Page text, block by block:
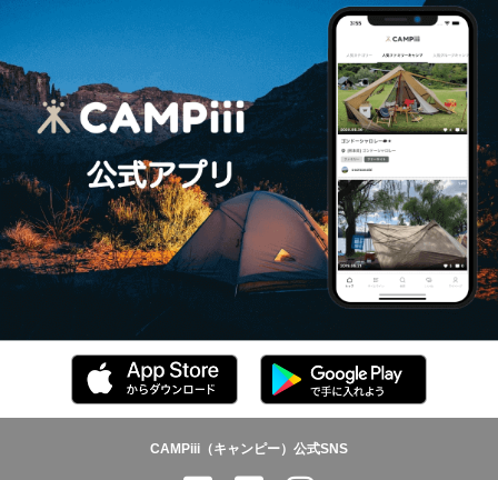
CAMPiii（キャンピー）公式SNS